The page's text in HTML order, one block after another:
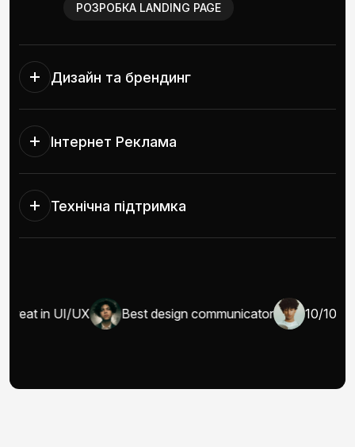
РОЗРОБКА LANDING PAGE
Дизайн та брендинг
Інтернет Реклама
Технічна підтримка
in UI/UX Best design communicator 10/10